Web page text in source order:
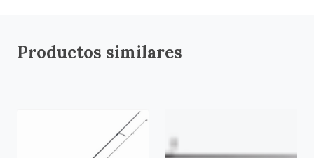
Productos similares